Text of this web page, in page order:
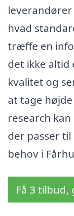
leverandører
hvad
træffe en
det ikke altid
kvalitet og
at tage
research
der passer
behov i
Få 3